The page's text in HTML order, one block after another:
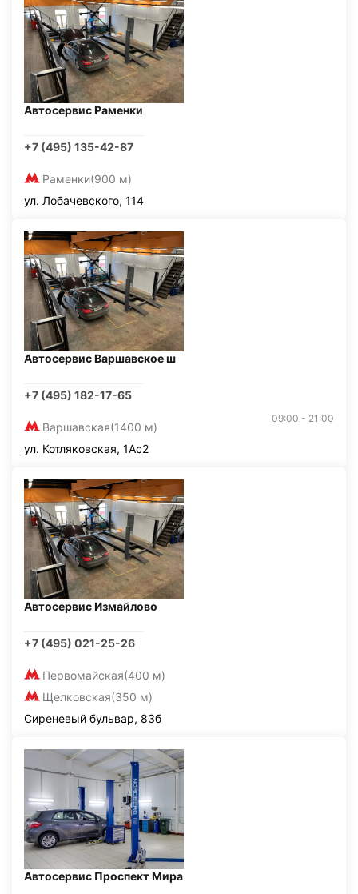
Автосервис Раменки
+7 (495) 135-42-87
Раменки(900 м)
ул. Лобачевского, 114
Автосервис Варшавское ш
+7 (495) 182-17-65
Варшавская(1400 м)
09:00 - 21:00
ул. Котляковская, 1Ас2
Автосервис Измайлово
+7 (495) 021-25-26
Первомайская(400 м)
Щелковская(350 м)
Сиреневый бульвар, 83б
Автосервис Проспект Мира